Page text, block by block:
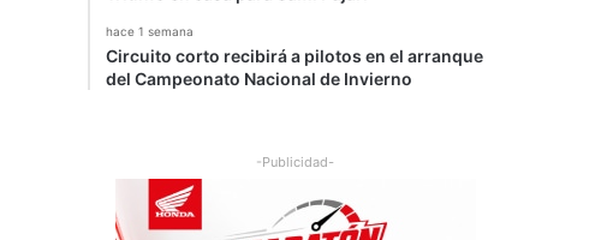
hace 1 semana
Circuito corto recibirá a pilotos en el arranque
del Campeonato Nacional de Invierno
-Publicidad-